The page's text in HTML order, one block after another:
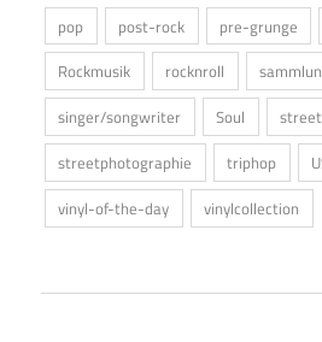
pop
post-rock pre-grunge
Rockmusik
rocknroll
singer/songwriter
Soul
streetphotographie
triphop
vinyl-of-the-day
vinylcollection